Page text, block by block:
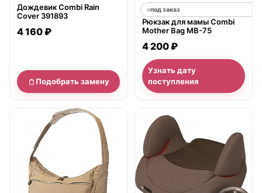
Дождевик Combi Rain
Cover 391893
4 160 ₽
Подобрать замену
под заказ
Рюкзак для мамы Combi
Mother Bag MB-75
4 200 ₽
Узнать дату
поступления